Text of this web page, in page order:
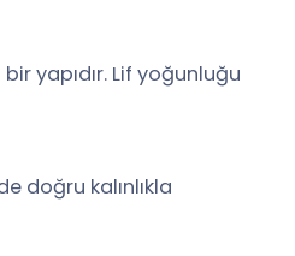
yapıdır. Lif yoğunluğu
doğru kalınlıkla